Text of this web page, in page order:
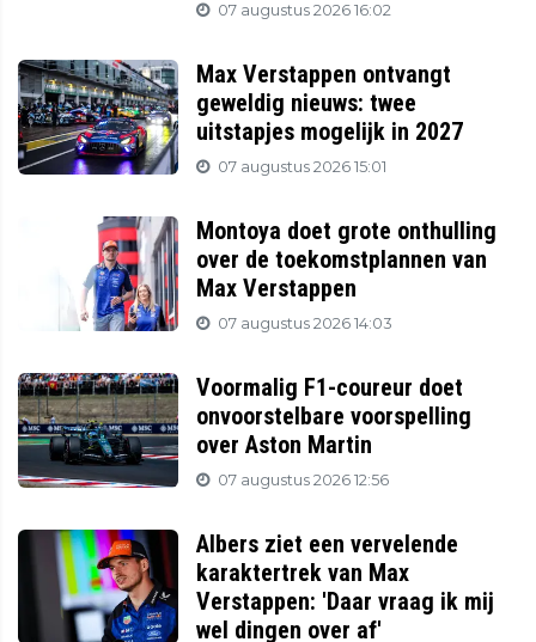
07 augustus 2026 16:02
Max Verstappen ontvangt
geweldig nieuws: twee
uitstapjes mogelijk in 2027
07 augustus 2026 15:01
Montoya doet grote onthulling
over de toekomstplannen van
Max Verstappen
07 augustus 2026 14:03
Voormalig F1-coureur doet
onvoorstelbare voorspelling
over Aston Martin
07 augustus 2026 12:56
Albers ziet een vervelende
karaktertrek van Max
Verstappen: 'Daar vraag ik mij
wel dingen over af'